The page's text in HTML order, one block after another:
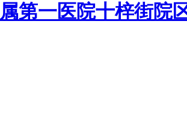
第一医院十梓街院